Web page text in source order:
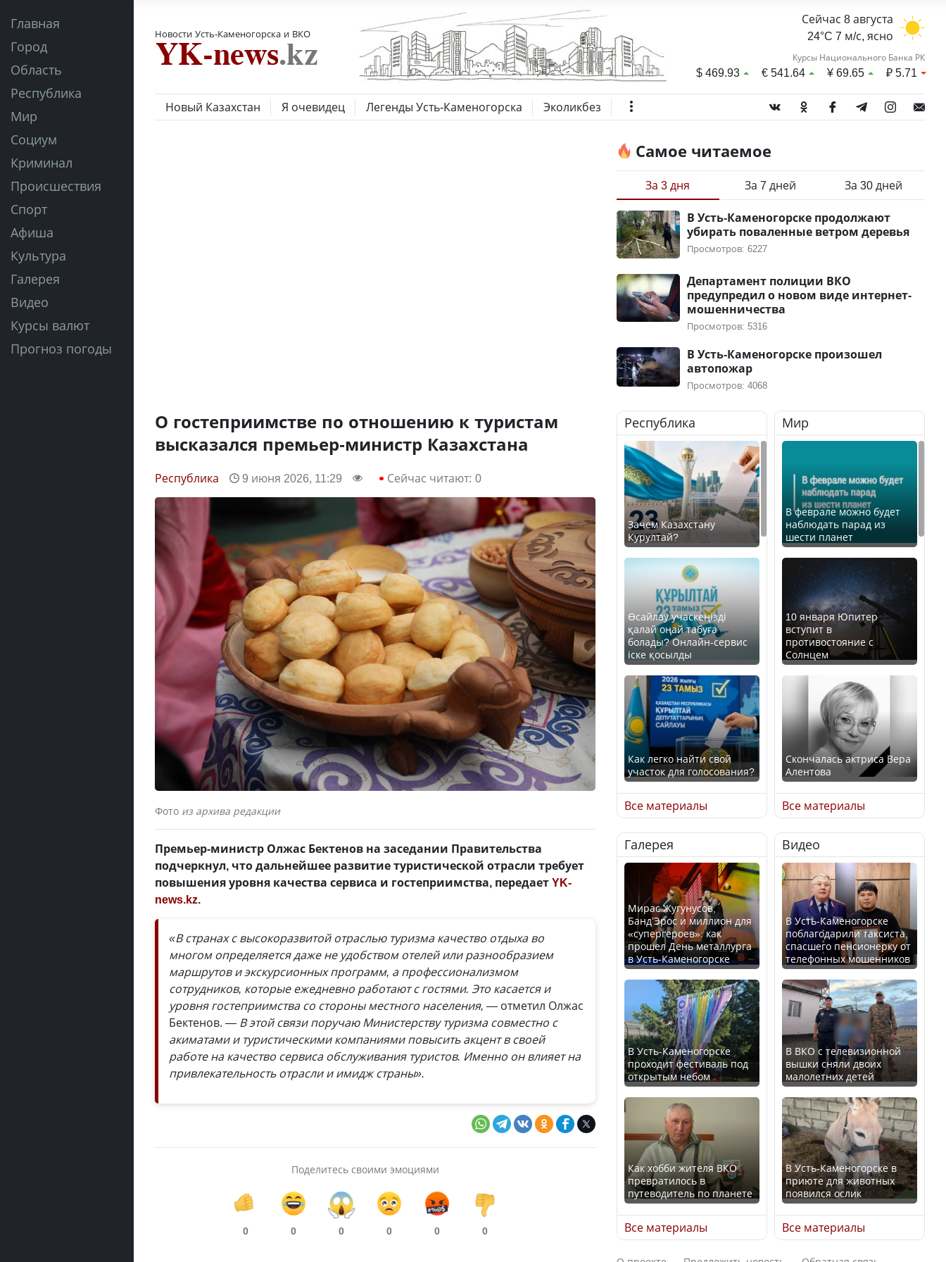
Главная
Город
Область
Республика
Мир
Социум
Криминал
Происшествия
Спорт
Афиша
Культура
Галерея
Видео
Курсы валют
Прогноз погоды
Новости Усть-Каменогорска и ВКО
Сейчас 8 августа
24°C 7 м/с, ясно
Курсы Национального Банка РК
$469.93 €541.64 ¥69.65 ₽5.71
Новый Казахстан Я очевидец Легенды Усть-Каменогорска Эколикбез
О гостеприимстве по отношению к туристам
высказался премьер-министр Казахстана
Республика 9 июня 2026, 11:29 Сейчас читают: 0
Фото из архива редакции
Премьер-министр Олжас Бектенов на заседании Правительства
подчеркнул, что дальнейшее развитие туристической отрасли требует
повышения уровня качества сервиса и гостеприимства, передаетYK-
news.kz.
«В странах с высокоразвитой отраслью туризма качество отдыха во
многом определяется даже не удобством отелей или разнообразием
маршрутов и экскурсионных программ, а профессионализмом
сотрудников, которые ежедневно работают с гостями. Это касается и
уровня гостеприимства со стороны местного населения, — отметил Олжас
Бектенов. — В этой связи поручаю Министерству туризма совместно с
акиматами и туристическими компаниями повысить акцент в своей
работе на качество сервиса обслуживания туристов. Именно он влияет на
привлекательность отрасли и имидж страны».
Поделитесь своими эмоциями
0 0 0 0 0 0
Самое читаемое
За 3 дня За 7 дней За 30 дней
В Усть-Каменогорске продолжают
убирать поваленные ветром деревья
Просмотров: 6227
Департамент полиции ВКО
предупредил о новом виде интернет-
мошенничества
Просмотров: 5316
В Усть-Каменогорске произошел
автопожар
Просмотров: 4068
Республика
Зачем Казахстану
Курултай?
Өсайлау учаскеңізді
қалай оңай табуға
болады? Онлайн-сервис
іске қосылды
Как легко найти свой
участок для голосования?
Минтруда назвало
отрасли с самыми
высокими зарплатными
предложениями
Искусственный интеллект
официально включили в
школьную программу
Казахстана
В Казахстане стало
проще получить
направления на
медицинские
обследования
Қазақстан Орталық Азия
елдері арасында әл-ауқат
индексінде көш бастады
Все материалы
Мир
В феврале можно будет
наблюдать парад из
шести планет
10 января Юпитер
вступит в
противостояние с
Солнцем
Скончалась актриса Вера
Алентова
В РФ вынесен заочный
приговор по уголовному
делу об убийстве Игоря
Талькова
В России введены
дополнительные
ограничения для
казахстанских прав
Трамп официально
вступил в должность
президента США
Луну признали объектом
культурного наследия,
находящегося под
угрозой исчезновения
Все материалы
Галерея
Мирас Жугунусов,
Банд’Эрос и миллион для
«супергероев»: как
прошел День металлурга
в Усть-Каменогорске
В Усть-Каменогорске
проходит фестиваль под
открытым небом
Как хобби жителя ВКО
превратилось в
путеводитель по планете
Все материалы
Видео
В Усть-Каменогорске
поблагодарили таксиста,
спасшего пенсионерку от
телефонных мошенников
В ВКО с телевизионной
вышки сняли двоих
малолетних детей
В Усть-Каменогорске в
приюте для животных
появился ослик
Все материалы